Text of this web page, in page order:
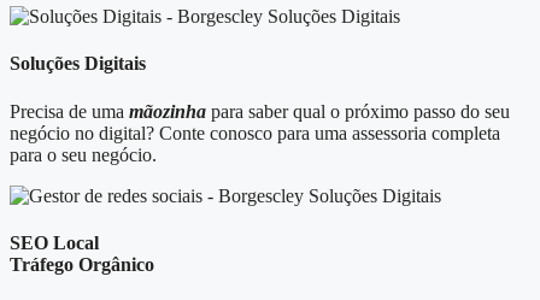
Soluções Digitais
Precisa de uma mãozinha para saber qual o próximo passo do seu
negócio no digital? Conte conosco para uma assessoria completa
para o seu negócio.
SEO Local
Tráfego Orgânico